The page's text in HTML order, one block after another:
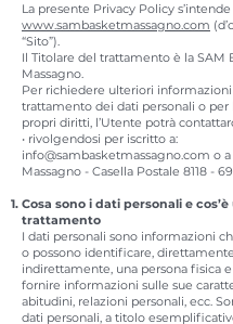
La presente Privacy Policy
www.sambasketmassagno.com
“Sito”).
Il Titolare del trattamento è la SAM
Massagno.
Per richiedere ulteriori informazioni
trattamento dei dati personali o per
propri diritti, l’Utente potrà
• rivolgendosi per iscritto a:
info@sambasketmassagno.com o
Massagno - Casella Postale 8118 -
Cosa sono i dati personali e cos’è
trattamento
I dati personali sono informazioni
o possono identificare,
indirettamente, una persona fisica
fornire informazioni sulle sue
abitudini, relazioni personali, ecc.
dati personali, a titolo